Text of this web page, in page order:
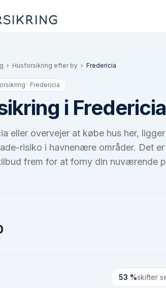
› Husforsikring efter by › Fredericia
· Fredericia
i Fredericia
eller overvejer at købe hus her,
risiko i havnenære områder. Det
frem for at forny din nuværende
53 %skifter